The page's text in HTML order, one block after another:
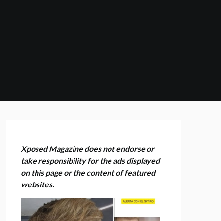
Xposed Magazine does not endorse or
take responsibility for the ads displayed
on this page or the content of featured
websites.